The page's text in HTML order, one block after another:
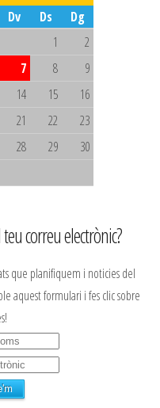
Dv Ds
Dg
1
2
7 8
9
14 15
16
21 22
23
28 29
30
correu electrònic?
que planifiquem i noticies del
aquest formulari i fes clic sobre